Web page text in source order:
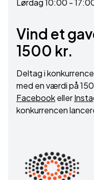
Vind et
1500 kr.
Deltag i
med en værdi på
Facebookeller
konkurrencen